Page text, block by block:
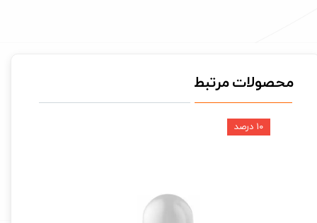
محصولات مرتبط
۱۰ درصد